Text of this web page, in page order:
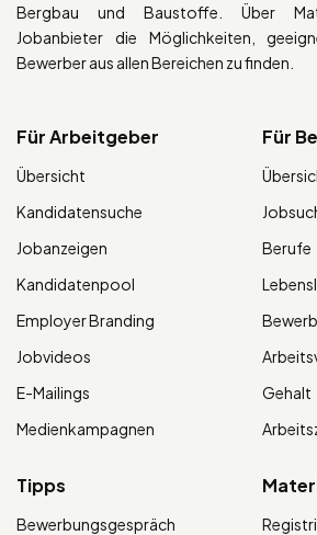
Bergbau und Baustoffe. Über
Jobanbieter die Möglichkeiten,
Bewerber aus allen Bereichen zu finden.
Für Arbeitgeber
Übersicht
Kandidatensuche
Jobanzeigen
Kandidatenpool
Employer Branding
Jobvideos
E-Mailings
Medienkampagnen
Für
Berufe
Gehalt
Tipps
Bewerbungsgespräch